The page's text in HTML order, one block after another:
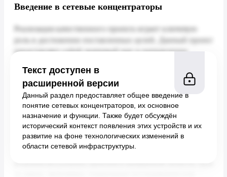
Введение в сетевые концентраторы
Текст доступен в
расширенной версии
Данный раздел предоставляет общее введение в
понятие сетевых концентраторов, их основное
назначение и функции. Также будет обсуждён
исторический контекст появления этих устройств и их
развитие на фоне технологических изменений в
области сетевой инфраструктуры.